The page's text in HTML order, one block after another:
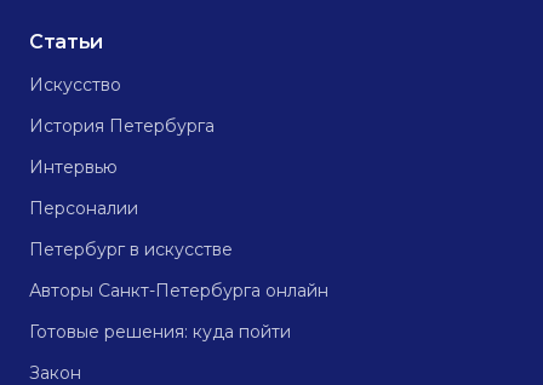
Статьи
Искусство
История Петербурга
Интервью
Персоналии
Петербург в искусстве
Авторы Санкт-Петербурга онлайн
Готовые решения: куда пойти
Закон